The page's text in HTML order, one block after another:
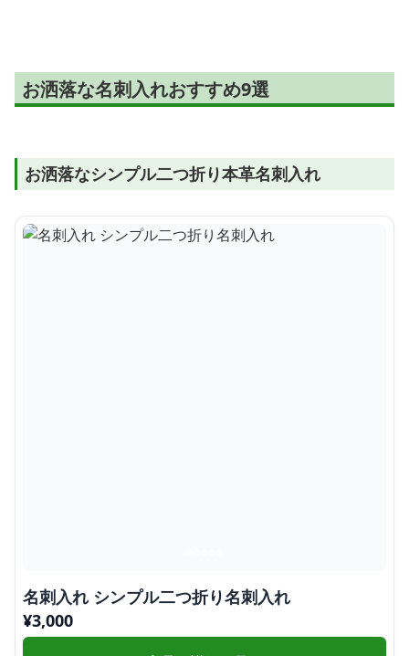
お洒落な名刺入れおすすめ9選
お洒落なシンプル二つ折り本革名刺入れ
名刺入れ シンプル二つ折り名刺入れ
¥3,000